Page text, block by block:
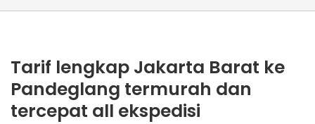
Tarif lengkap Jakarta Barat ke
Pandeglang termurah dan
tercepat all ekspedisi